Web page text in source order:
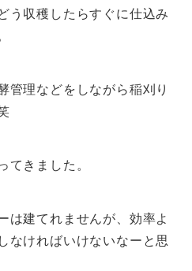
う収穫したらすぐに仕込み
管理などをしながら稲刈り
てきました。
は建てれませんが、効率よ
なければいけないなーと思